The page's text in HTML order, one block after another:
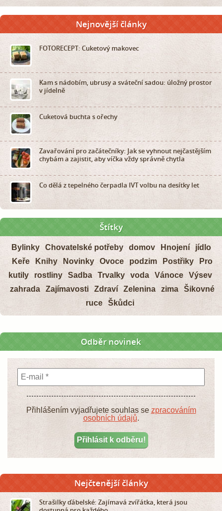
Nejnovější články
FOTORECEPT: Cuketový makovec
Kam s nádobím, ubrusy a sváteční sadou: úložný prostor
v jídelně
Cuketová buchta s ořechy
Zavařování pro začátečníky: Jak se vyhnout nejčastějším
chybám a zajistit, aby víčka vždy správně chytla
Co dělá z tepelného čerpadla IVT volbu na desítky let
Štítky
Bylinky Chovatelské potřeby domov Hnojení
jídlo
Keře
Knihy Novinky Ovoce podzim Postřiky
Pro
kutily
rostliny Sadba Trvalky voda Vánoce
Výsev
zahrada
Zajímavosti Zdraví Zelenina zima
Šikovné
ruce
Škůdci
Odběr novinek
Přihlášením vyjadřujete souhlas se zpracováním
osobních údajů.
Nejčtenější články
Strašilky ďábelské: Zajímavá zvířátka, která jsou